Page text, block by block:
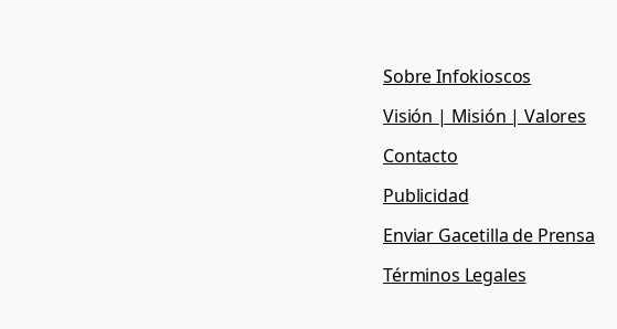
Sobre Infokioscos
Visión | Misión | Valores
Contacto
Publicidad
Enviar Gacetilla de Prensa
Términos Legales